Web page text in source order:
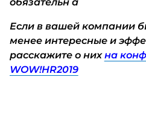
Если в вашей компании
менее интересные и
расскажите о нихна
WOW!HR2019